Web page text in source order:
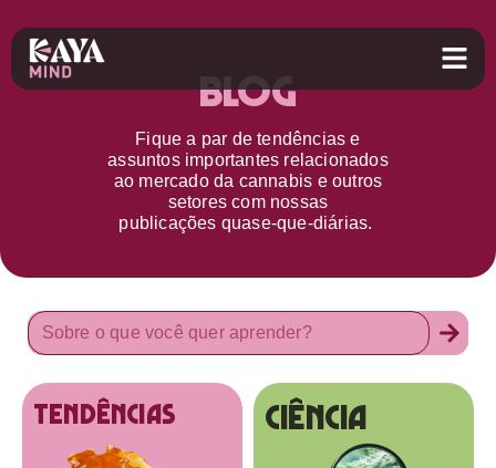
Blog
Fique a par detendências e
assuntos importantes relacionados
ao mercado da cannabis e outros
setorescom nossas
publicações quase-que-diárias.
tendências Ciência